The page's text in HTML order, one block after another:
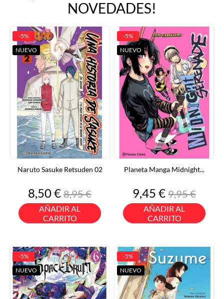
NOVEDADES!
Naruto Sasuke Retsuden 02
Precio
8,50 €Precio
base
8,95 €
AÑADIR AL
CARRITO
-5%
NUEVO
Planeta Manga Midnight...
Precio
9,45 €Precio
base
9,95 €
AÑADIR AL
CARRITO
-5%
NUEVO
-5%
NUEVO
-5%
NUEVO